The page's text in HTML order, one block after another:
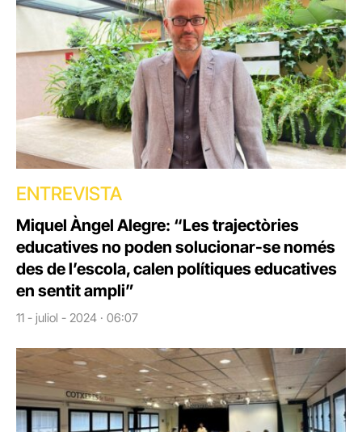
ENTREVISTA
Miquel Àngel Alegre: “Les trajectòries
educatives no poden solucionar-se només
des de l’escola, calen polítiques educatives
en sentit ampli”
11 - juliol - 2024 · 06:07